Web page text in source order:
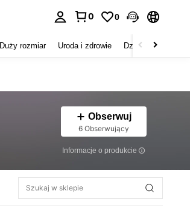
0 0
Duży rozmiar Uroda i zdrowie Dzieci
Obserwuj
6 Obserwujący
Informacje o produkcie